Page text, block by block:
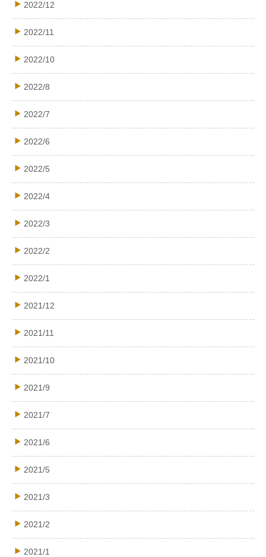
2022/12
2022/11
2022/10
2022/8
2022/7
2022/6
2022/5
2022/4
2022/3
2022/2
2022/1
2021/12
2021/11
2021/10
2021/9
2021/7
2021/6
2021/5
2021/3
2021/2
2021/1